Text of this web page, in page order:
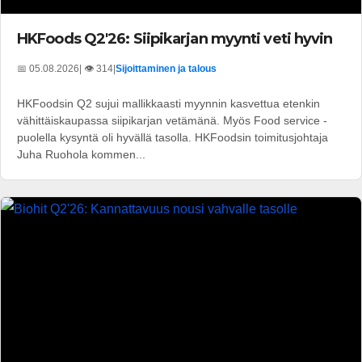
HKFoods Q2'26: Siipikarjan myynti veti hyvin
📅 05.08.2026 | 👁️ 314 Sijoittaminen ja talous
HKFoodsin Q2 sujui mallikkaasti myynnin kasvettua etenkin
vähittäiskaupassa siipikarjan vetämänä. Myös Food service -
puolella kysyntä oli hyvällä tasolla. HKFoodsin toimitusjohtaja
Juha Ruohola kommen...